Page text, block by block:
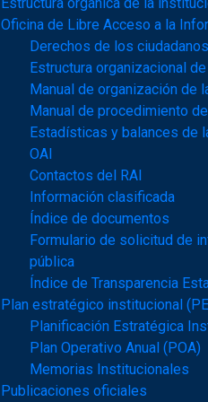
Oficina de Libre Acceso a la
Derechos de los ciudadanos
Estructura organizacional
Manual de organización de
Manual de procedimiento
Estadísticas y balances de
OAI
Contactos del RAI
Información clasificada
Índice de documentos
Formulario de solicitud de
pública
Índice de Transparencia
Plan estratégico institucional
Planificación Estratégica
Plan Operativo Anual (POA)
Memorias Institucionales
Publicaciones oficiales